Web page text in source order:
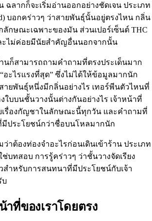
ฉลากก็จะเริ่มอ่านออกอย่างชัดเจน ประเภท
บอกคร่าวๆ ว่าสายพันธุ์นั้นอยู่ตรงไหน กลิ่น
กษณะเฉพาะของมัน ส่วนเปอร์เซ็นต์ THC
ะไม่ค่อยมีนัยสำคัญอื่นนอกจากนั้น
นก็สามารถถามคำถามที่ตรงประเด็นมาก
ะไรแรงที่สุด” ซึ่งไม่ได้ให้ข้อมูลมากนัก
ายพันธุ์หนึ่งมีกลิ่นอย่างไร เทอร์พีนตัวไหนที่
ใบบนชั้นวางนั้นต่างกันอย่างไร เจ้าหน้าที่
เรื่องกัญชาในลักษณะนี้ทุกวัน และคำถามที่
มีประโยชน์กว่าชื่อบนโหลมากนัก
าต้องท่องจำอะไรก่อนเดินเข้าร้าน ประเภท
บทสอบ การรู้คร่าวๆ ว่าชั้นวางจัดเรียง
สำหรับการสนทนาที่มีประโยชน์กับเจ้า
บ
าที่ของเราโดยตรง